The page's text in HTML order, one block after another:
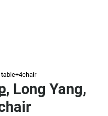
Long Yang,